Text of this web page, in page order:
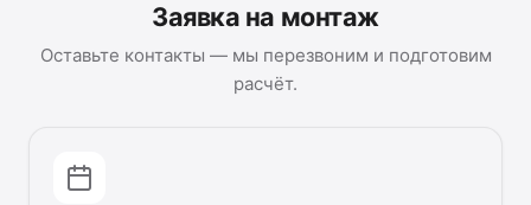
Заявка на монтаж
Оставьте контакты — мы перезвоним и подготовим
расчёт.